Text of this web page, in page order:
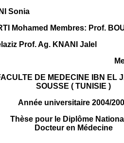
Sonia
Mohamed Membres: Prof.
Prof. Ag. KNANI Jalel
DE MEDECINE IBN EL
SOUSSE ( TUNISIE )
Année universitaire 2004/
Thèse pour le Diplôme
Docteur en Médecine